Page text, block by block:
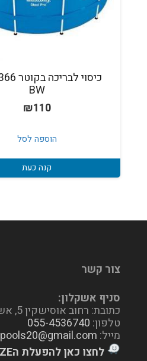
BW
₪110
הוספה לסל
קנה כעת
צור קשר
סניף אשקלון:
כתובת: רחוב אוסישקין 5, אשקלון
טלפון: 055-4536740
מייל:
לחצו כאן להפעלת הWAZE